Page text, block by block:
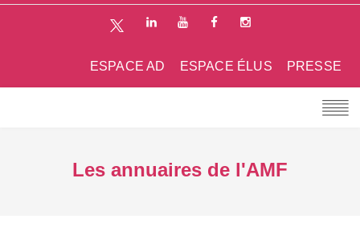
PRESSE
ESPACE ÉLUS
ESPACE AD
Les annuaires de l'AMF